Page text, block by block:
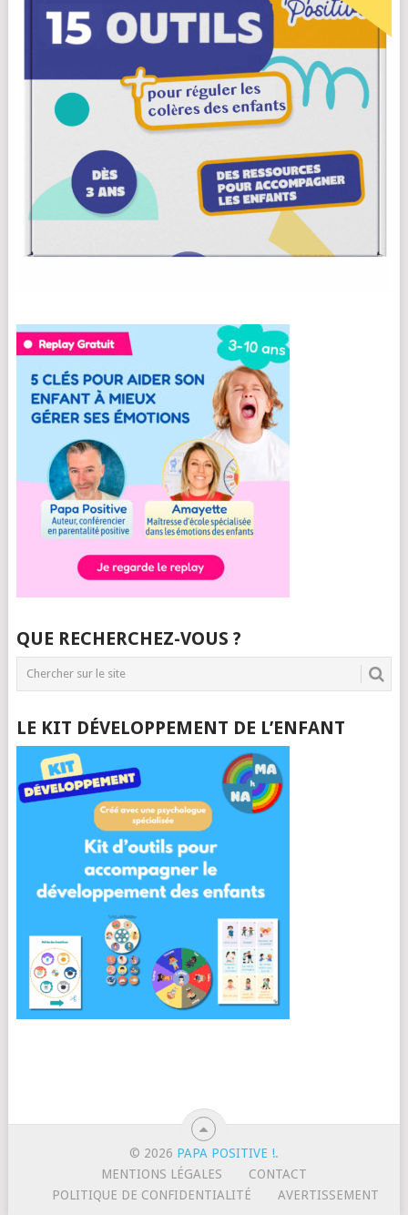
QUE RECHERCHEZ-VOUS ?
LE KIT DÉVELOPPEMENT DE L’ENFANT
© 2026 PAPA POSITIVE !.
MENTIONS LÉGALES
CONTACT
POLITIQUE DE CONFIDENTIALITÉ
AVERTISSEMENT